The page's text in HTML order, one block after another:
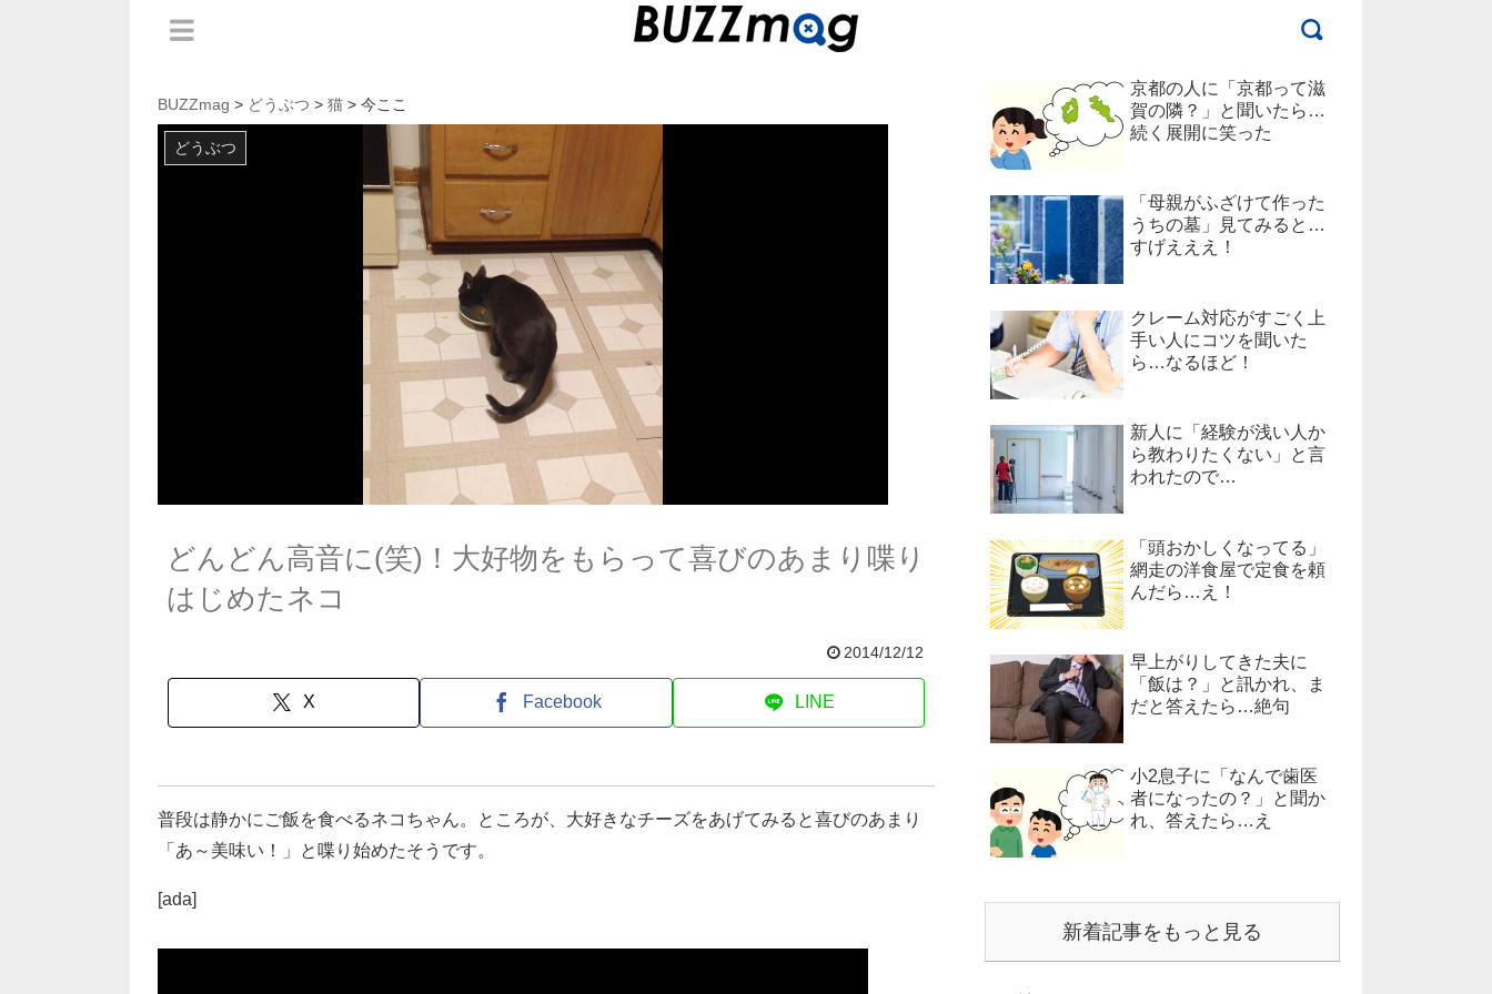
BUZZmag > どうぶつ > 猫 > 今ここ
どうぶつ
どんどん高音に(笑)！大好物をもらって喜びのあまり喋り
はじめたネコ
2014/12/12
X Facebook LINE
普段は静かにご飯を食べるネコちゃん。ところが、大好きなチーズをあげてみると喜びのあまり
「あ～美味い！」と喋り始めたそうです。
[ada]
京都の人に「京都って滋
賀の隣？」と聞いたら…
続く展開に笑った
「母親がふざけて作った
うちの墓」見てみると…
すげえええ！
クレーム対応がすごく上
手い人にコツを聞いた
ら…なるほど！
新人に「経験が浅い人か
ら教わりたくない」と言
われたので…
「頭おかしくなってる」
網走の洋食屋で定食を頼
んだら…え！
早上がりしてきた夫に
「飯は？」と訊かれ、ま
だと答えたら…絶句
小2息子に「なんで歯医
者になったの？」と聞か
れ、答えたら…え
新着記事をもっと見る